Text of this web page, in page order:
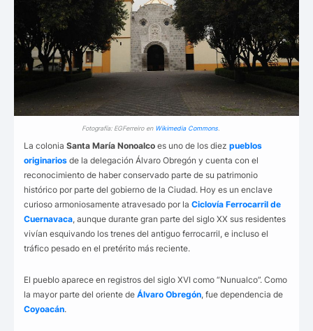
Fotografía: EGFerreiro en Wikimedia Commons.
La colonia Santa María Nonoalco es uno de los diez pueblos
originarios de la delegación Álvaro Obregón y cuenta con el
reconocimiento de haber conservado parte de su patrimonio
histórico por parte del gobierno de la Ciudad. Hoy es un enclave
curioso armoniosamente atravesado por la Ciclovía Ferrocarril de
Cuernavaca, aunque durante gran parte del siglo XX sus residentes
vivían esquivando los trenes del antiguo ferrocarril, e incluso el
tráfico pesado en el pretérito más reciente.
El pueblo aparece en registros del siglo XVI como “Nunualco”. Como
la mayor parte del oriente de Álvaro Obregón, fue dependencia de
Coyoacán.